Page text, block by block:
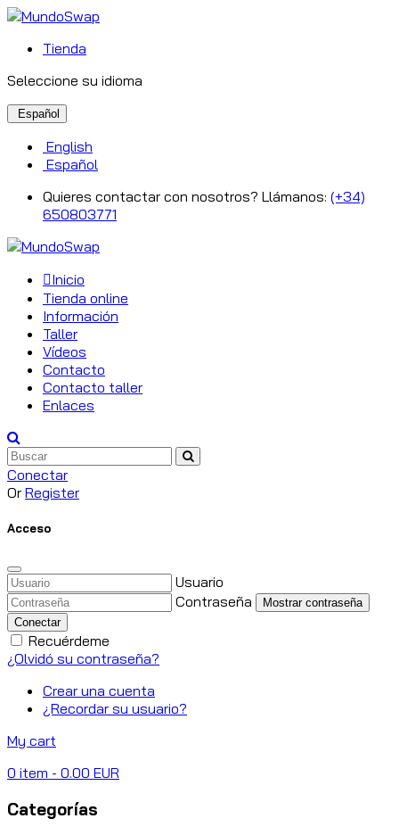
Tienda
Seleccione su idioma
Español
English
Español
Quieres contactar con nosotros? Llámanos: (+34)
650803771
Inicio
Tienda online
Información
Taller
Vídeos
Contacto
Contacto taller
Enlaces
Conectar
Or Register
Acceso
Usuario
Contraseña
Mostrar contraseña
Conectar
Recuérdeme
¿Olvidó su contraseña?
Crear una cuenta
¿Recordar su usuario?
My cart
0 item - 0.00 EUR
Categorías